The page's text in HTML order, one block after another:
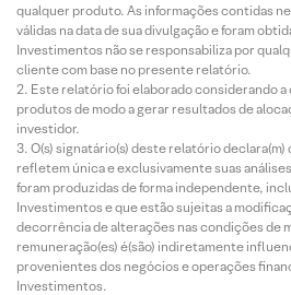
qualquer produto. As informações contidas
válidas na data de sua divulgação e foram
Investimentos não se responsabiliza por
cliente com base no presente relatório.
Este relatório foi elaborado considerando
produtos de modo a gerar resultados de
investidor.
O(s) signatário(s) deste relatório
refletem única e exclusivamente suas
foram produzidas de forma independente,
Investimentos e que estão sujeitas a
decorrência de alterações nas condições de
remuneração(es) é(são) indiretamente
provenientes dos negócios e operações
Investimentos.